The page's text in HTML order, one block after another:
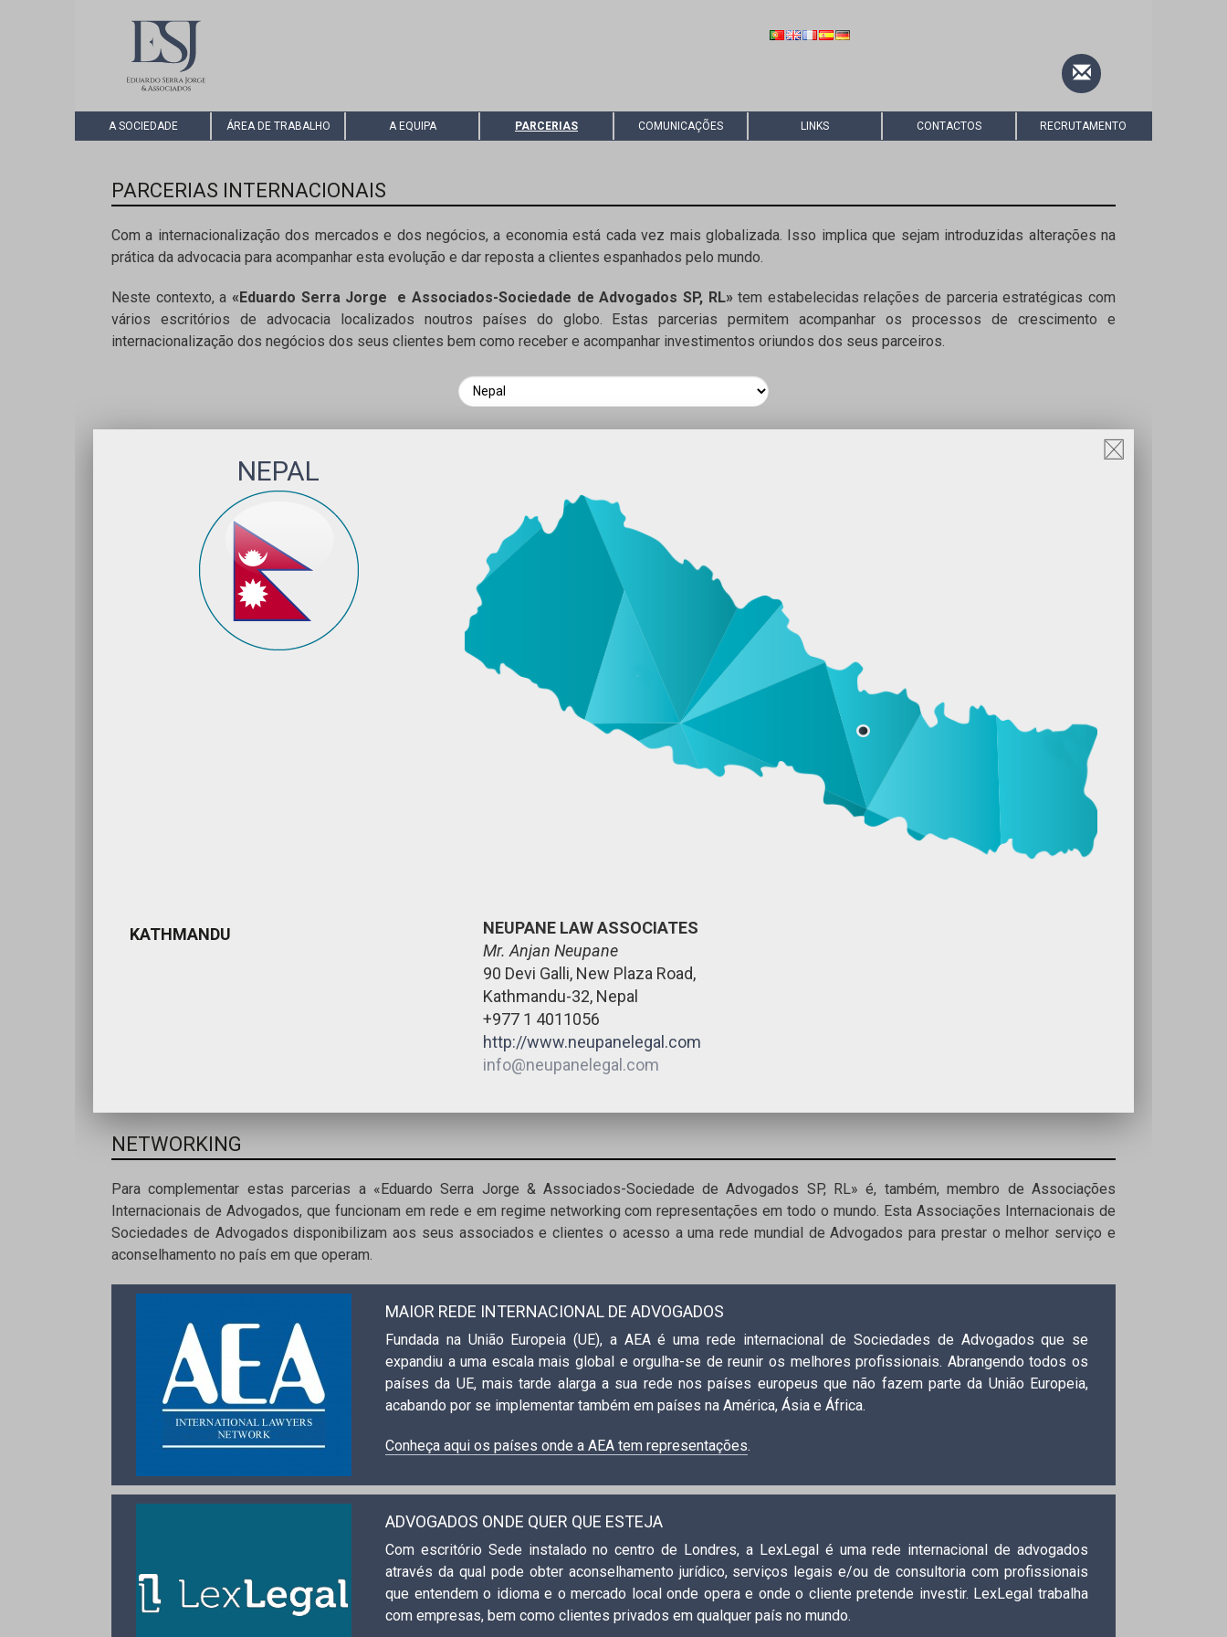
A SOCIEDADE ÁREA DE TRABALHO A EQUIPA PARCERIAS COMUNICAÇÕES LINKS CONTACTOS RECRUTAMENTO
PARCERIAS INTERNACIONAIS
Com a internacionalização dos mercados e dos negócios, a economia está cada vez mais globalizada. Isso implica que sejam introduzidas alterações na
prática da advocacia para acompanhar esta evolução e dar reposta a clientes espanhados pelo mundo.
Neste contexto, a «Eduardo Serra Jorge e Associados-Sociedade de Advogados SP, RL»tem estabelecidas relações de parceria estratégicas com
vários escritórios de advocacia localizados noutros países do globo. Estas parcerias permitem acompanhar os processos de crescimento e
internacionalização dos negócios dos seus clientes bem como receber e acompanhar investimentos oriundos dos seus parceiros.
NEPAL
KATHMANDU
NEUPANE LAW ASSOCIATES
Mr. Anjan Neupane
90 Devi Galli, New Plaza Road,
Kathmandu-32, Nepal
+977 1 4011056
http://www.neupanelegal.com
info@neupanelegal.com
NETWORKING
Para complementar estas parcerias a «Eduardo Serra Jorge & Associados-Sociedade de Advogados SP, RL» é, também, membro de Associações
Internacionais de Advogados, que funcionam em rede e em regime networking com representações em todo o mundo. Esta Associações Internacionais de
Sociedades de Advogados disponibilizam aos seus associados e clientes o acesso a uma rede mundial de Advogados para prestar o melhor serviço e
aconselhamento no país em que operam.
MAIOR REDE INTERNACIONAL DE ADVOGADOS
Fundada na União Europeia (UE), a AEA é uma rede internacional de Sociedades de Advogados que se
expandiu a uma escala mais global e orgulha-se de reunir os melhores profissionais. Abrangendo todos os
países da UE, mais tarde alarga a sua rede nos países europeus que não fazem parte da União Europeia,
acabando por se implementar também em países na América, Ásia e África.
Conheça aqui os países onde a AEA tem representações.
ADVOGADOS ONDE QUER QUE ESTEJA
Com escritório Sede instalado no centro de Londres, a LexLegal é uma rede internacional de advogados
através da qual pode obter aconselhamento jurídico, serviços legais e/ou de consultoria com profissionais
que entendem o idioma e o mercado local onde opera e onde o cliente pretende investir. LexLegal trabalha
com empresas, bem como clientes privados em qualquer país no mundo.